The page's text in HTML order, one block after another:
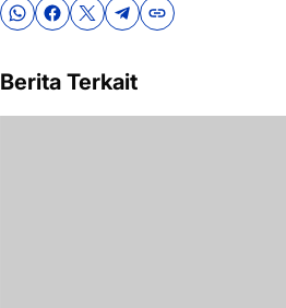
Berita Terkait